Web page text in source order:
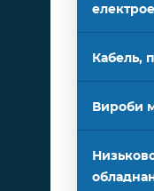
Кабель,
Вироби